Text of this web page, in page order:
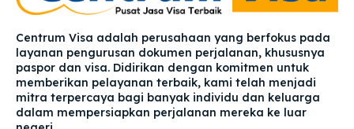
Centrum Visa adalah perusahaan yang berfokus pada
layanan pengurusan dokumen perjalanan, khususnya
paspor dan visa. Didirikan dengan komitmen untuk
memberikan pelayanan terbaik, kami telah menjadi
mitra terpercaya bagi banyak individu dan keluarga
dalam mempersiapkan perjalanan mereka ke luar